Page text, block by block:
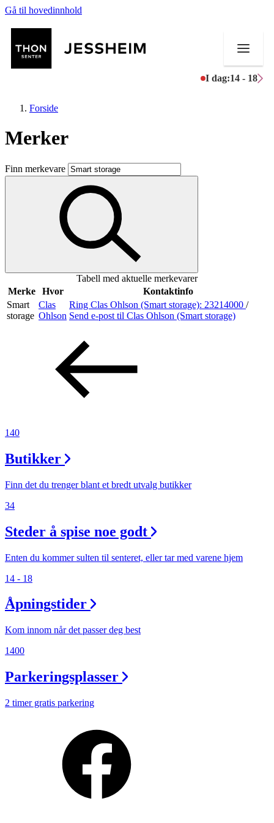
Gå til hovedinnhold
I dag:14 - 18
Butikker
Mat og drikke
Aktiviteter
Inspirasjon
Åpningstider
Ledige stillinger
Magasin
Gavekort
Forside
Merker
Finn merkevare
Tabell med aktuelle merkevarer
Merke
Hvor
Kontaktinfo
Smart
storage
Clas
Ohlson
Ring Clas Ohlson (Smart storage): 23214000 /
Send e-post til Clas Ohlson (Smart storage)
140
Butikker
Finn det du trenger blant et bredt utvalg butikker
34
Steder å spise noe godt
Enten du kommer sulten til senteret, eller tar med varene hjem
14 - 18
Åpningstider
Kom innom når det passer deg best
1400
Parkeringsplasser
2 timer gratis parkering